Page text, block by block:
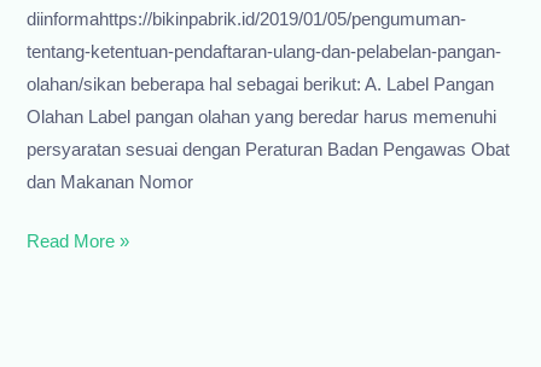
diinformahttps://bikinpabrik.id/2019/01/05/pengumuman-
tentang-ketentuan-pendaftaran-ulang-dan-pelabelan-pangan-
olahan/sikan beberapa hal sebagai berikut: A. Label Pangan
Olahan Label pangan olahan yang beredar harus memenuhi
persyaratan sesuai dengan Peraturan Badan Pengawas Obat
dan Makanan Nomor
Pengumuman
Read More »